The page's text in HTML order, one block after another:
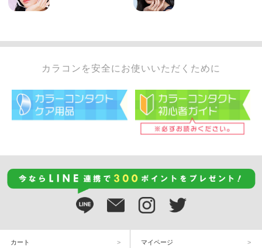
カラコンを安全にお使いいただくために
カート マイページ